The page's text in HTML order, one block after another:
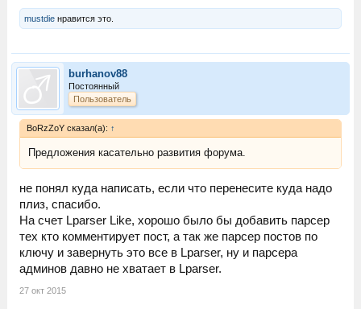
mustdie нравится это.
burhanov88
Постоянный
Пользователь
BoRzZoY сказал(а): ↑
Предложения касательно развития форума.
не понял куда написать, если что перенесите куда надо
плиз, спасибо.
На счет Lparser Like, хорошо было бы добавить парсер
тех кто комментирует пост, а так же парсер постов по
ключу и завернуть это все в Lparser, ну и парсера
админов давно не хватает в Lparser.
27 окт 2015